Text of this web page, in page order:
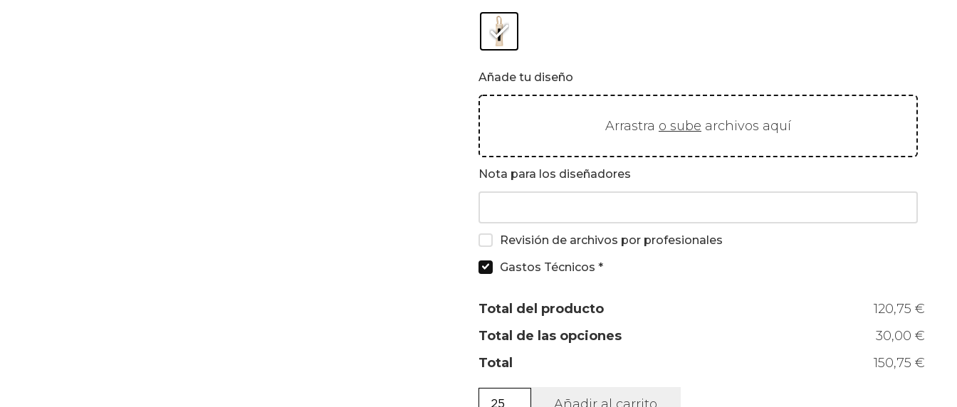
Añade tu diseño
Arrastra o sube archivos aquí
Nota para los diseñadores
Revisión de archivos por profesionales
Gastos Técnicos *
Total del producto
120,75 €
Total de las opciones
30,00 €
Total
150,75 €
Bolsa